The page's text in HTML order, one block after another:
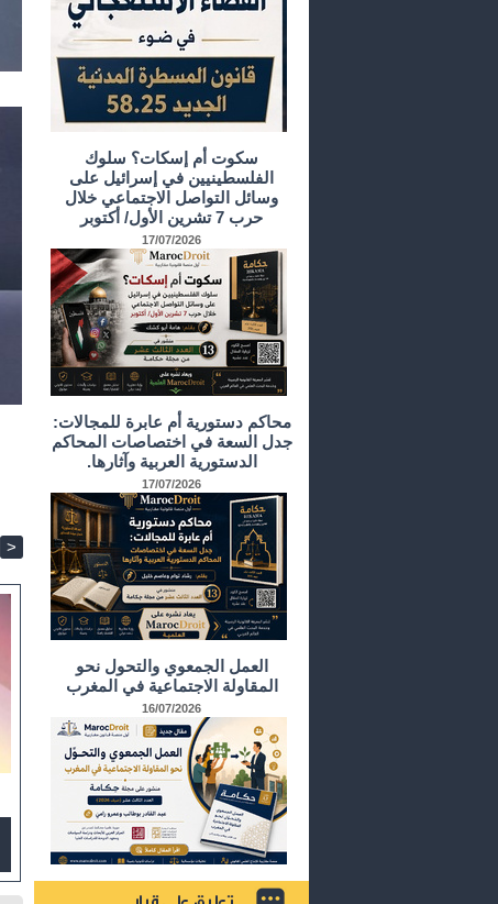
>
سكوت أم إسكات؟ سلوك
الفلسطينيين في إسرائيل على
وسائل التواصل الاجتماعي خلال
حرب 7 تشرين الأول/ أكتوبر
17/07/2026
محاكم دستورية أم عابرة للمجالات:
جدل السعة في اختصاصات المحاكم
الدستورية العربية وآثارها.
17/07/2026
العمل الجمعوي والتحول نحو
المقاولة الاجتماعية في المغرب
16/07/2026